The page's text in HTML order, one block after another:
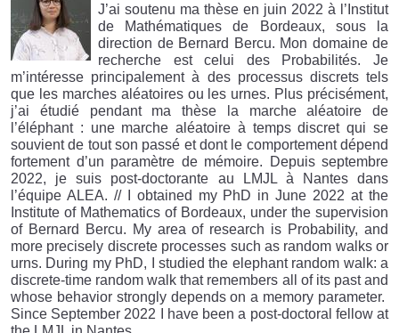
J’ai soutenu ma thèse en juin 2022 à l’Institut
de Mathématiques de Bordeaux, sous la
direction de Bernard Bercu. Mon domaine de
recherche est celui des Probabilités. Je
m’intéresse principalement à des processus discrets tels
que les marches aléatoires ou les urnes. Plus précisément,
j’ai étudié pendant ma thèse la marche aléatoire de
l’éléphant : une marche aléatoire à temps discret qui se
souvient de tout son passé et dont le comportement dépend
fortement d’un paramètre de mémoire. Depuis septembre
2022, je suis post-doctorante au LMJL à Nantes dans
l’équipe ALEA. // I obtained my PhD in June 2022 at the
Institute of Mathematics of Bordeaux, under the supervision
of Bernard Bercu. My area of research is Probability, and
more precisely discrete processes such as random walks or
urns. During my PhD, I studied the elephant random walk: a
discrete-time random walk that remembers all of its past and
whose behavior strongly depends on a memory parameter.
Since September 2022 I have been a post-doctoral fellow at